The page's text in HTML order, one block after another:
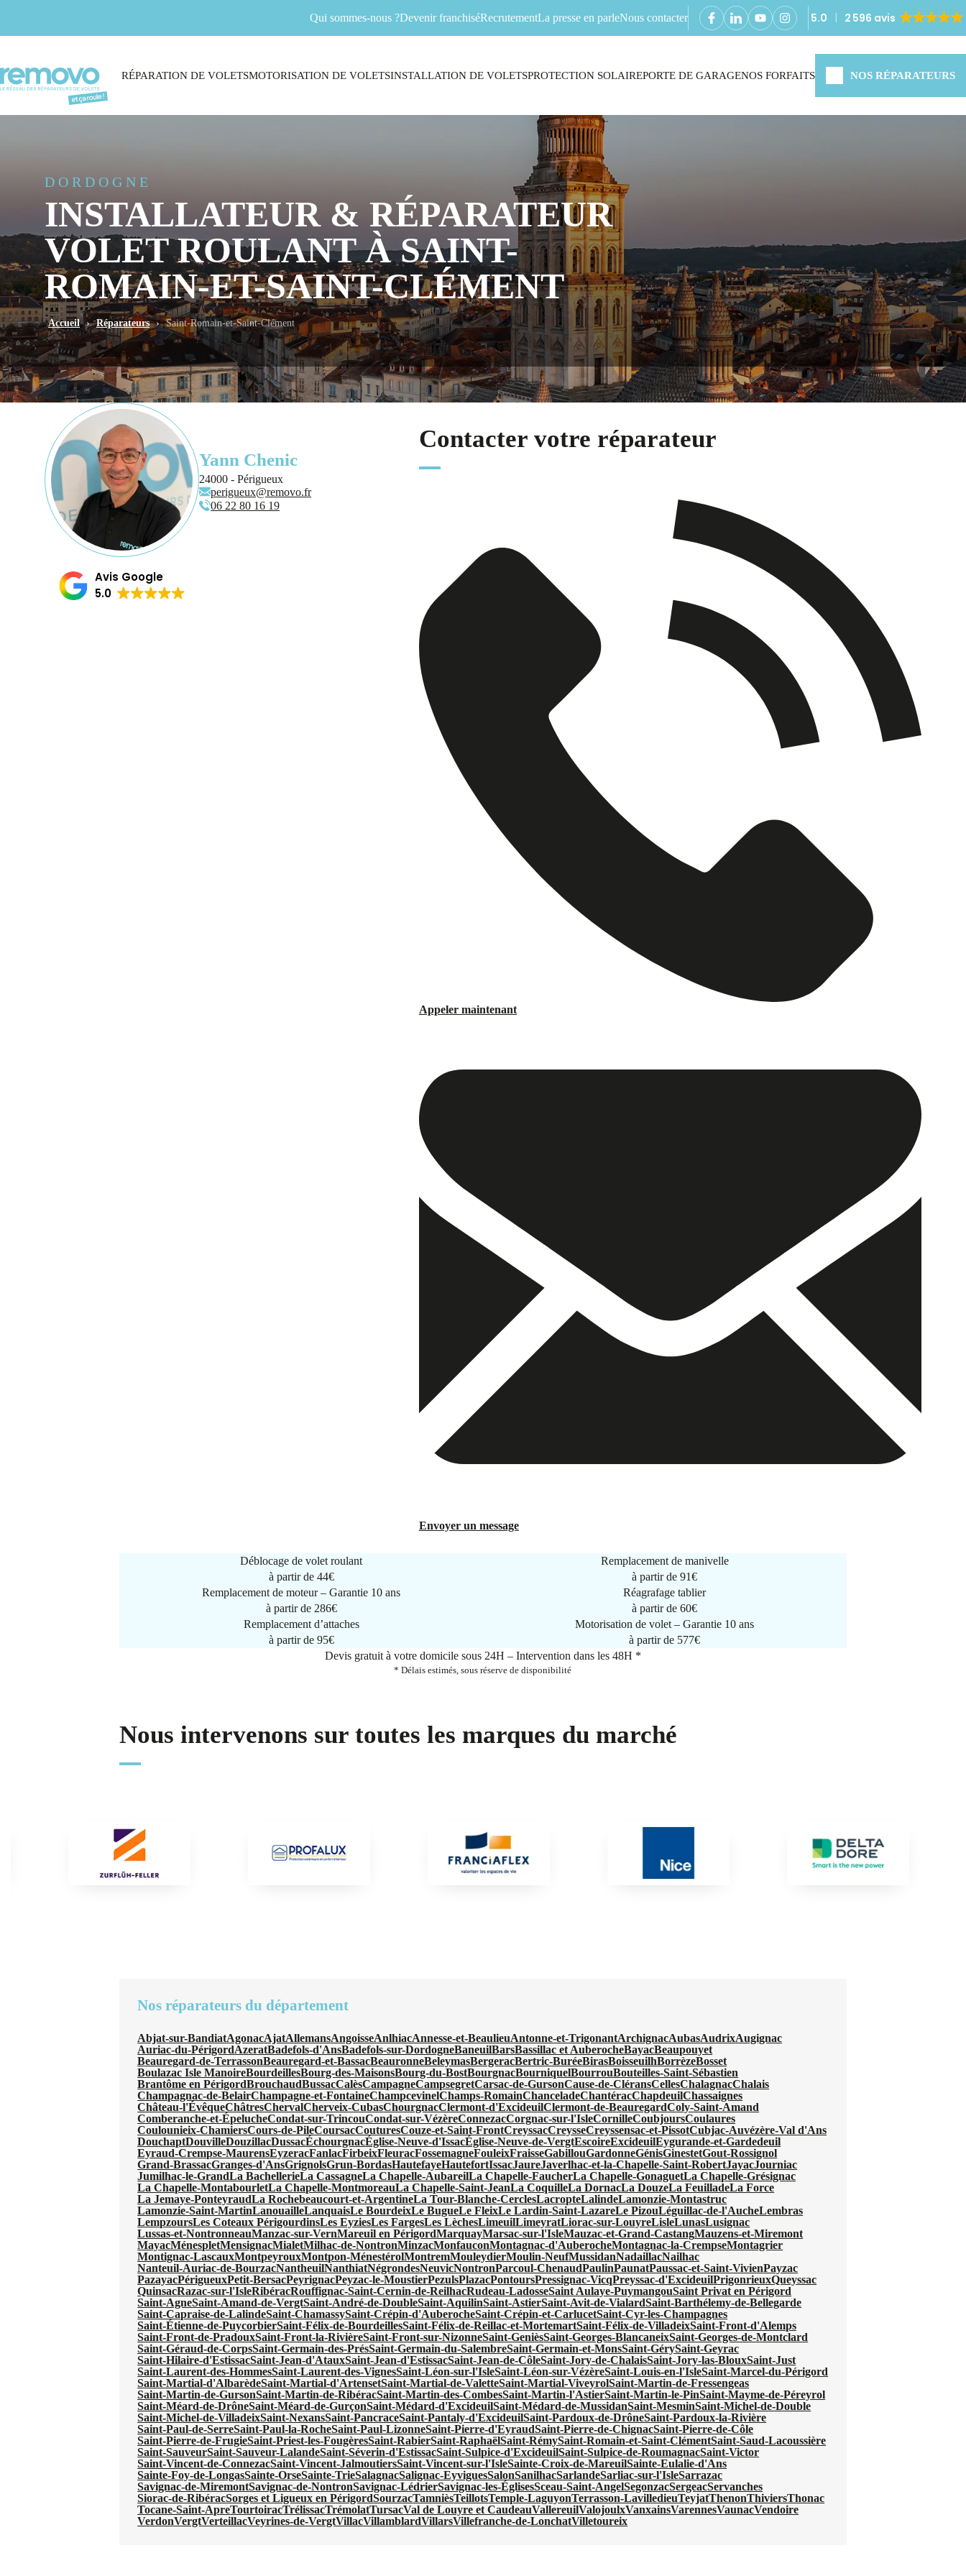
Qui sommes-nous ?Devenir franchiséRecrutementLa presse en parleNous contacter 5.0 2 596 avis
RÉPARATION DE VOLETSMOTORISATION DE VOLETSINSTALLATION DE VOLETSPROTECTION SOLAIREPORTE DE GARAGENOS FORFAITS NOS RÉPARATEURS
DORDOGNE
INSTALLATEUR & RÉPARATEUR
VOLET ROULANT À SAINT-
ROMAIN-ET-SAINT-CLÉMENT
Accueil › Réparateurs › Saint-Romain-et-Saint-Clément
Yann Chenic
24000 - Périgueux
perigueux@removo.fr
06 22 80 16 19
Avis Google
5.0
Contacter votre réparateur
Appeler maintenant
Envoyer un message
Déblocage de volet roulant
à partir de 44€
Remplacement de manivelle
à partir de91€
Remplacement de moteur – Garantie 10 ans
à partir de 286€
Réagrafage tablier
à partir de60€
Remplacement d’attaches
à partir de 95€
Motorisation de volet – Garantie 10 ans
à partir de 577€
Devis gratuit à votre domicile sous 24H – Intervention dans les 48H *
* Délais estimés, sous réserve de disponibilité
Nous intervenons sur toutes les marques du marché
Nos réparateurs du département
Abjat-sur-BandiatAgonacAjatAllemansAngoisseAnlhiacAnnesse-et-BeaulieuAntonne-et-TrigonantArchignacAubasAudrixAugignac
Auriac-du-PérigordAzeratBadefols-d'AnsBadefols-sur-DordogneBaneuilBarsBassillac et AuberocheBayacBeaupouyet
Beauregard-de-TerrassonBeauregard-et-BassacBeauronneBeleymasBergeracBertric-BuréeBirasBoisseuilhBorrèzeBosset
Boulazac Isle ManoireBourdeillesBourg-des-MaisonsBourg-du-BostBourgnacBourniquelBourrouBouteilles-Saint-Sébastien
Brantôme en PérigordBrouchaudBussacCalèsCampagneCampsegretCarsac-de-GursonCause-de-CléransCellesChalagnacChalais
Champagnac-de-BelairChampagne-et-FontaineChampcevinelChamps-RomainChanceladeChantéracChapdeuilChassaignes
Château-l'ÉvêqueChâtresChervalCherveix-CubasChourgnacClermont-d'ExcideuilClermont-de-BeauregardColy-Saint-Amand
Comberanche-et-ÉpelucheCondat-sur-TrincouCondat-sur-VézèreConnezacCorgnac-sur-l'IsleCornilleCoubjoursCoulaures
Coulounieix-ChamiersCours-de-PileCoursacCouturesCouze-et-Saint-FrontCreyssacCreysseCreyssensac-et-PissotCubjac-Auvézère-Val d'Ans
DouchaptDouvilleDouzillacDussacÉchourgnacÉglise-Neuve-d'IssacÉglise-Neuve-de-VergtEscoireExcideuilEygurande-et-Gardedeuil
Eyraud-Crempse-MaurensEyzeracFanlacFirbeixFleuracFossemagneFouleixFraisseGabillouGardonneGénisGinestetGout-Rossignol
Grand-BrassacGranges-d'AnsGrignolsGrun-BordasHautefayeHautefortIssacJaureJaverlhac-et-la-Chapelle-Saint-RobertJayacJourniac
Jumilhac-le-GrandLa BachellerieLa CassagneLa Chapelle-AubareilLa Chapelle-FaucherLa Chapelle-GonaguetLa Chapelle-Grésignac
La Chapelle-MontabourletLa Chapelle-MontmoreauLa Chapelle-Saint-JeanLa CoquilleLa DornacLa DouzeLa FeuilladeLa Force
La Jemaye-PonteyraudLa Rochebeaucourt-et-ArgentineLa Tour-Blanche-CerclesLacropteLalindeLamonzie-Montastruc
Lamonzie-Saint-MartinLanouailleLanquaisLe BourdeixLe BugueLe FleixLe Lardin-Saint-LazareLe PizouLéguillac-de-l'AucheLembras
LempzoursLes Coteaux PérigourdinsLes EyziesLes FargesLes LèchesLimeuilLimeyratLiorac-sur-LouyreLisleLunasLusignac
Lussas-et-NontronneauManzac-sur-VernMareuil en PérigordMarquayMarsac-sur-l'IsleMauzac-et-Grand-CastangMauzens-et-Miremont
MayacMénespletMensignacMialetMilhac-de-NontronMinzacMonfauconMontagnac-d'AuberocheMontagnac-la-CrempseMontagrier
Montignac-LascauxMontpeyrouxMontpon-MénestérolMontremMouleydierMoulin-NeufMussidanNadaillacNailhac
Nanteuil-Auriac-de-BourzacNantheuilNanthiatNégrondesNeuvicNontronParcoul-ChenaudPaulinPaunatPaussac-et-Saint-VivienPayzac
PazayacPérigueuxPetit-BersacPeyrignacPeyzac-le-MoustierPezulsPlazacPontoursPressignac-VicqPreyssac-d'ExcideuilPrigonrieuxQueyssac
QuinsacRazac-sur-l'IsleRibéracRouffignac-Saint-Cernin-de-ReilhacRudeau-LadosseSaint Aulaye-PuymangouSaint Privat en Périgord
Saint-AgneSaint-Amand-de-VergtSaint-André-de-DoubleSaint-AquilinSaint-AstierSaint-Avit-de-VialardSaint-Barthélemy-de-Bellegarde
Saint-Capraise-de-LalindeSaint-ChamassySaint-Crépin-d'AuberocheSaint-Crépin-et-CarlucetSaint-Cyr-les-Champagnes
Saint-Étienne-de-PuycorbierSaint-Félix-de-BourdeillesSaint-Félix-de-Reillac-et-MortemartSaint-Félix-de-VilladeixSaint-Front-d'Alemps
Saint-Front-de-PradouxSaint-Front-la-RivièreSaint-Front-sur-NizonneSaint-GenièsSaint-Georges-BlancaneixSaint-Georges-de-Montclard
Saint-Géraud-de-CorpsSaint-Germain-des-PrésSaint-Germain-du-SalembreSaint-Germain-et-MonsSaint-GérySaint-Geyrac
Saint-Hilaire-d'EstissacSaint-Jean-d'AtauxSaint-Jean-d'EstissacSaint-Jean-de-CôleSaint-Jory-de-ChalaisSaint-Jory-las-BlouxSaint-Just
Saint-Laurent-des-HommesSaint-Laurent-des-VignesSaint-Léon-sur-l'IsleSaint-Léon-sur-VézèreSaint-Louis-en-l'IsleSaint-Marcel-du-Périgord
Saint-Martial-d'AlbarèdeSaint-Martial-d'ArtensetSaint-Martial-de-ValetteSaint-Martial-ViveyrolSaint-Martin-de-Fressengeas
Saint-Martin-de-GursonSaint-Martin-de-RibéracSaint-Martin-des-CombesSaint-Martin-l'AstierSaint-Martin-le-PinSaint-Mayme-de-Péreyrol
Saint-Méard-de-DrôneSaint-Méard-de-GurçonSaint-Médard-d'ExcideuilSaint-Médard-de-MussidanSaint-MesminSaint-Michel-de-Double
Saint-Michel-de-VilladeixSaint-NexansSaint-PancraceSaint-Pantaly-d'ExcideuilSaint-Pardoux-de-DrôneSaint-Pardoux-la-Rivière
Saint-Paul-de-SerreSaint-Paul-la-RocheSaint-Paul-LizonneSaint-Pierre-d'EyraudSaint-Pierre-de-ChignacSaint-Pierre-de-Côle
Saint-Pierre-de-FrugieSaint-Priest-les-FougèresSaint-RabierSaint-RaphaëlSaint-RémySaint-Romain-et-Saint-ClémentSaint-Saud-Lacoussière
Saint-SauveurSaint-Sauveur-LalandeSaint-Séverin-d'EstissacSaint-Sulpice-d'ExcideuilSaint-Sulpice-de-RoumagnacSaint-Victor
Saint-Vincent-de-ConnezacSaint-Vincent-JalmoutiersSaint-Vincent-sur-l'IsleSainte-Croix-de-MareuilSainte-Eulalie-d'Ans
Sainte-Foy-de-LongasSainte-OrseSainte-TrieSalagnacSalignac-EyviguesSalonSanilhacSarlandeSarliac-sur-l'IsleSarrazac
Savignac-de-MiremontSavignac-de-NontronSavignac-LédrierSavignac-les-ÉglisesSceau-Saint-AngelSegonzacSergeacServanches
Siorac-de-RibéracSorges et Ligueux en PérigordSourzacTamnièsTeillotsTemple-LaguyonTerrasson-LavilledieuTeyjatThenonThiviersThonac
Tocane-Saint-ApreTourtoiracTrélissacTrémolatTursacVal de Louyre et CaudeauVallereuilValojoulxVanxainsVarennesVaunacVendoire
VerdonVergtVerteillacVeyrines-de-VergtVillacVillamblardVillarsVillefranche-de-LonchatVilletoureix